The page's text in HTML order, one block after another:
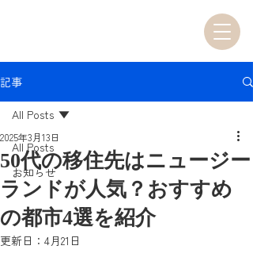
記事
All Posts
お知らせ
All Posts
50代の移住先はニュージー
ランドが人気？おすすめ
の都市4選を紹介
2025年3月13日
更新日： 4月21日